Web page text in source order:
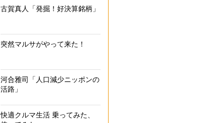
古賀真人「発掘！好決算銘柄」
突然マルサがやって来た！
河合雅司「人口減少ニッポンの
活路」
快適クルマ生活 乗ってみた、